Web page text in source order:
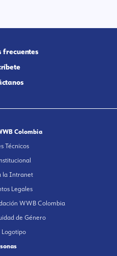
frecuentes
Colombia
Técnicos
la Intranet
Legales
WWB Colombia
de Género
Logotipo